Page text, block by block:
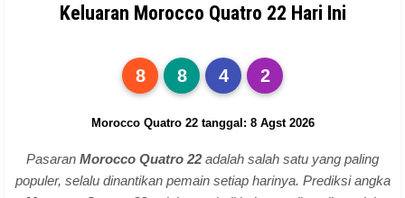
Keluaran Morocco Quatro 22 Hari Ini
8 8 4 2
Morocco Quatro 22 tanggal: 8 Agst 2026
Pasaran Morocco Quatro 22adalah salah satu yang paling
populer, selalu dinantikan pemain setiap harinya. Prediksi angka